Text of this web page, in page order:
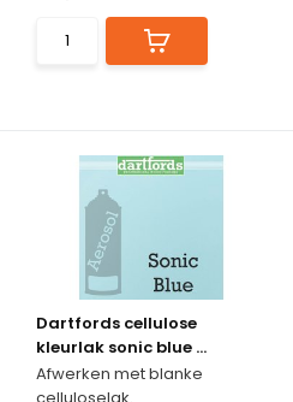
Dartfords cellulose
kleurlak sonic blue ...
Afwerken met blanke